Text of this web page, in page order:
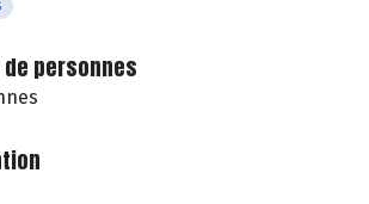
de personnes